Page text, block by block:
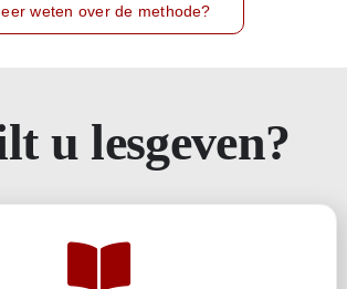
weten over de methode?
u lesgeven?